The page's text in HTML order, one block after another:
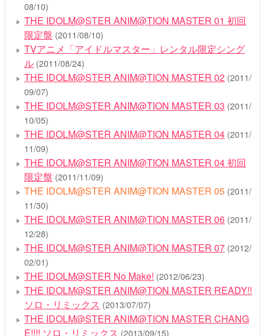
08/10)
THE IDOLM@STER ANIM@TION MASTER 01 初回
限定盤 (2011/08/10)
TVアニメ「アイドルマスター」レンタル限定シング
ル (2011/08/24)
THE IDOLM@STER ANIM@TION MASTER 02 (2011/
09/07)
THE IDOLM@STER ANIM@TION MASTER 03 (2011/
10/05)
THE IDOLM@STER ANIM@TION MASTER 04 (2011/
11/09)
THE IDOLM@STER ANIM@TION MASTER 04 初回
限定盤 (2011/11/09)
THE IDOLM@STER ANIM@TION MASTER 05 (2011/
11/30)
THE IDOLM@STER ANIM@TION MASTER 06 (2011/
12/28)
THE IDOLM@STER ANIM@TION MASTER 07 (2012/
02/01)
THE IDOLM@STER No Make! (2012/06/23)
THE IDOLM@STER ANIM@TION MASTER READY!!
ソロ・リミックス (2013/07/07)
THE IDOLM@STER ANIM@TION MASTER CHANG
E!!!! ソロ・リミックス (2013/09/15)